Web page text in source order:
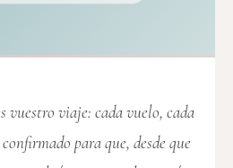
vuestro viaje: cada vuelo, cada
para que, desde que